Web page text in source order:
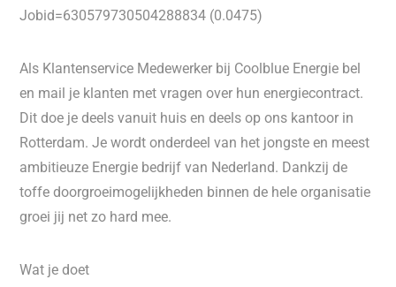
Jobid=630579730504288834 (0.0475)
Als Klantenservice Medewerker bij Coolblue Energie bel
en mail je klanten met vragen over hun energiecontract.
Dit doe je deels vanuit huis en deels op ons kantoor in
Rotterdam. Je wordt onderdeel van het jongste en meest
ambitieuze Energie bedrijf van Nederland. Dankzij de
toffe doorgroeimogelijkheden binnen de hele organisatie
groei jij net zo hard mee.
Wat je doet